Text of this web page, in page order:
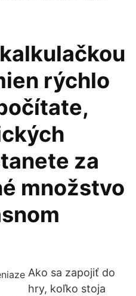
rýchlo
za
množstvo
Ako sa zapojiť do
hry, koľko stoja